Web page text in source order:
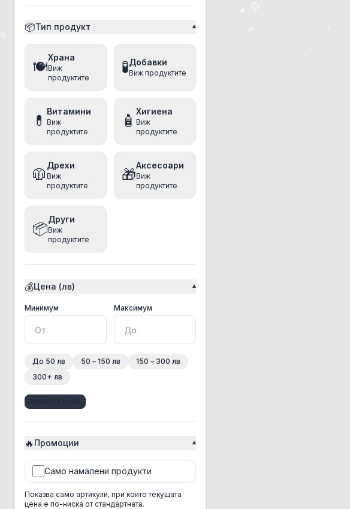
Anima
Animonda
anipro
Antos
Applaws
Aquatec
Arm&Hammer
Athena
Bea
Best Clean
BonaCibo
BRAAAF
Bravery
Brit
Chicopee
Chris Christensen
Churu Rolls
CosyFlock
Croci
CSI Floor&Surface
CSI Urine
📦Тип продукт ▾
🍽️
Храна
Виж
продуктите
🧪Добавки
Виж продуктите
💊
Витамини
Виж
продуктите
🧴
Хигиена
Виж
продуктите
🧥
Дрехи
Виж
продуктите
🎁
Аксесоари
Виж
продуктите
📦
Други
Виж
продуктите
💰Цена (лв) ▾
Минимум Минимална ценаМаксимум
До 50 лв 50 – 150 лв
150 – 300 лв
300+ лв
🔥 Промоции ▾
Само намалени продукти
Показва само артикули, при които текущата
цена е по-ниска от стандартната.